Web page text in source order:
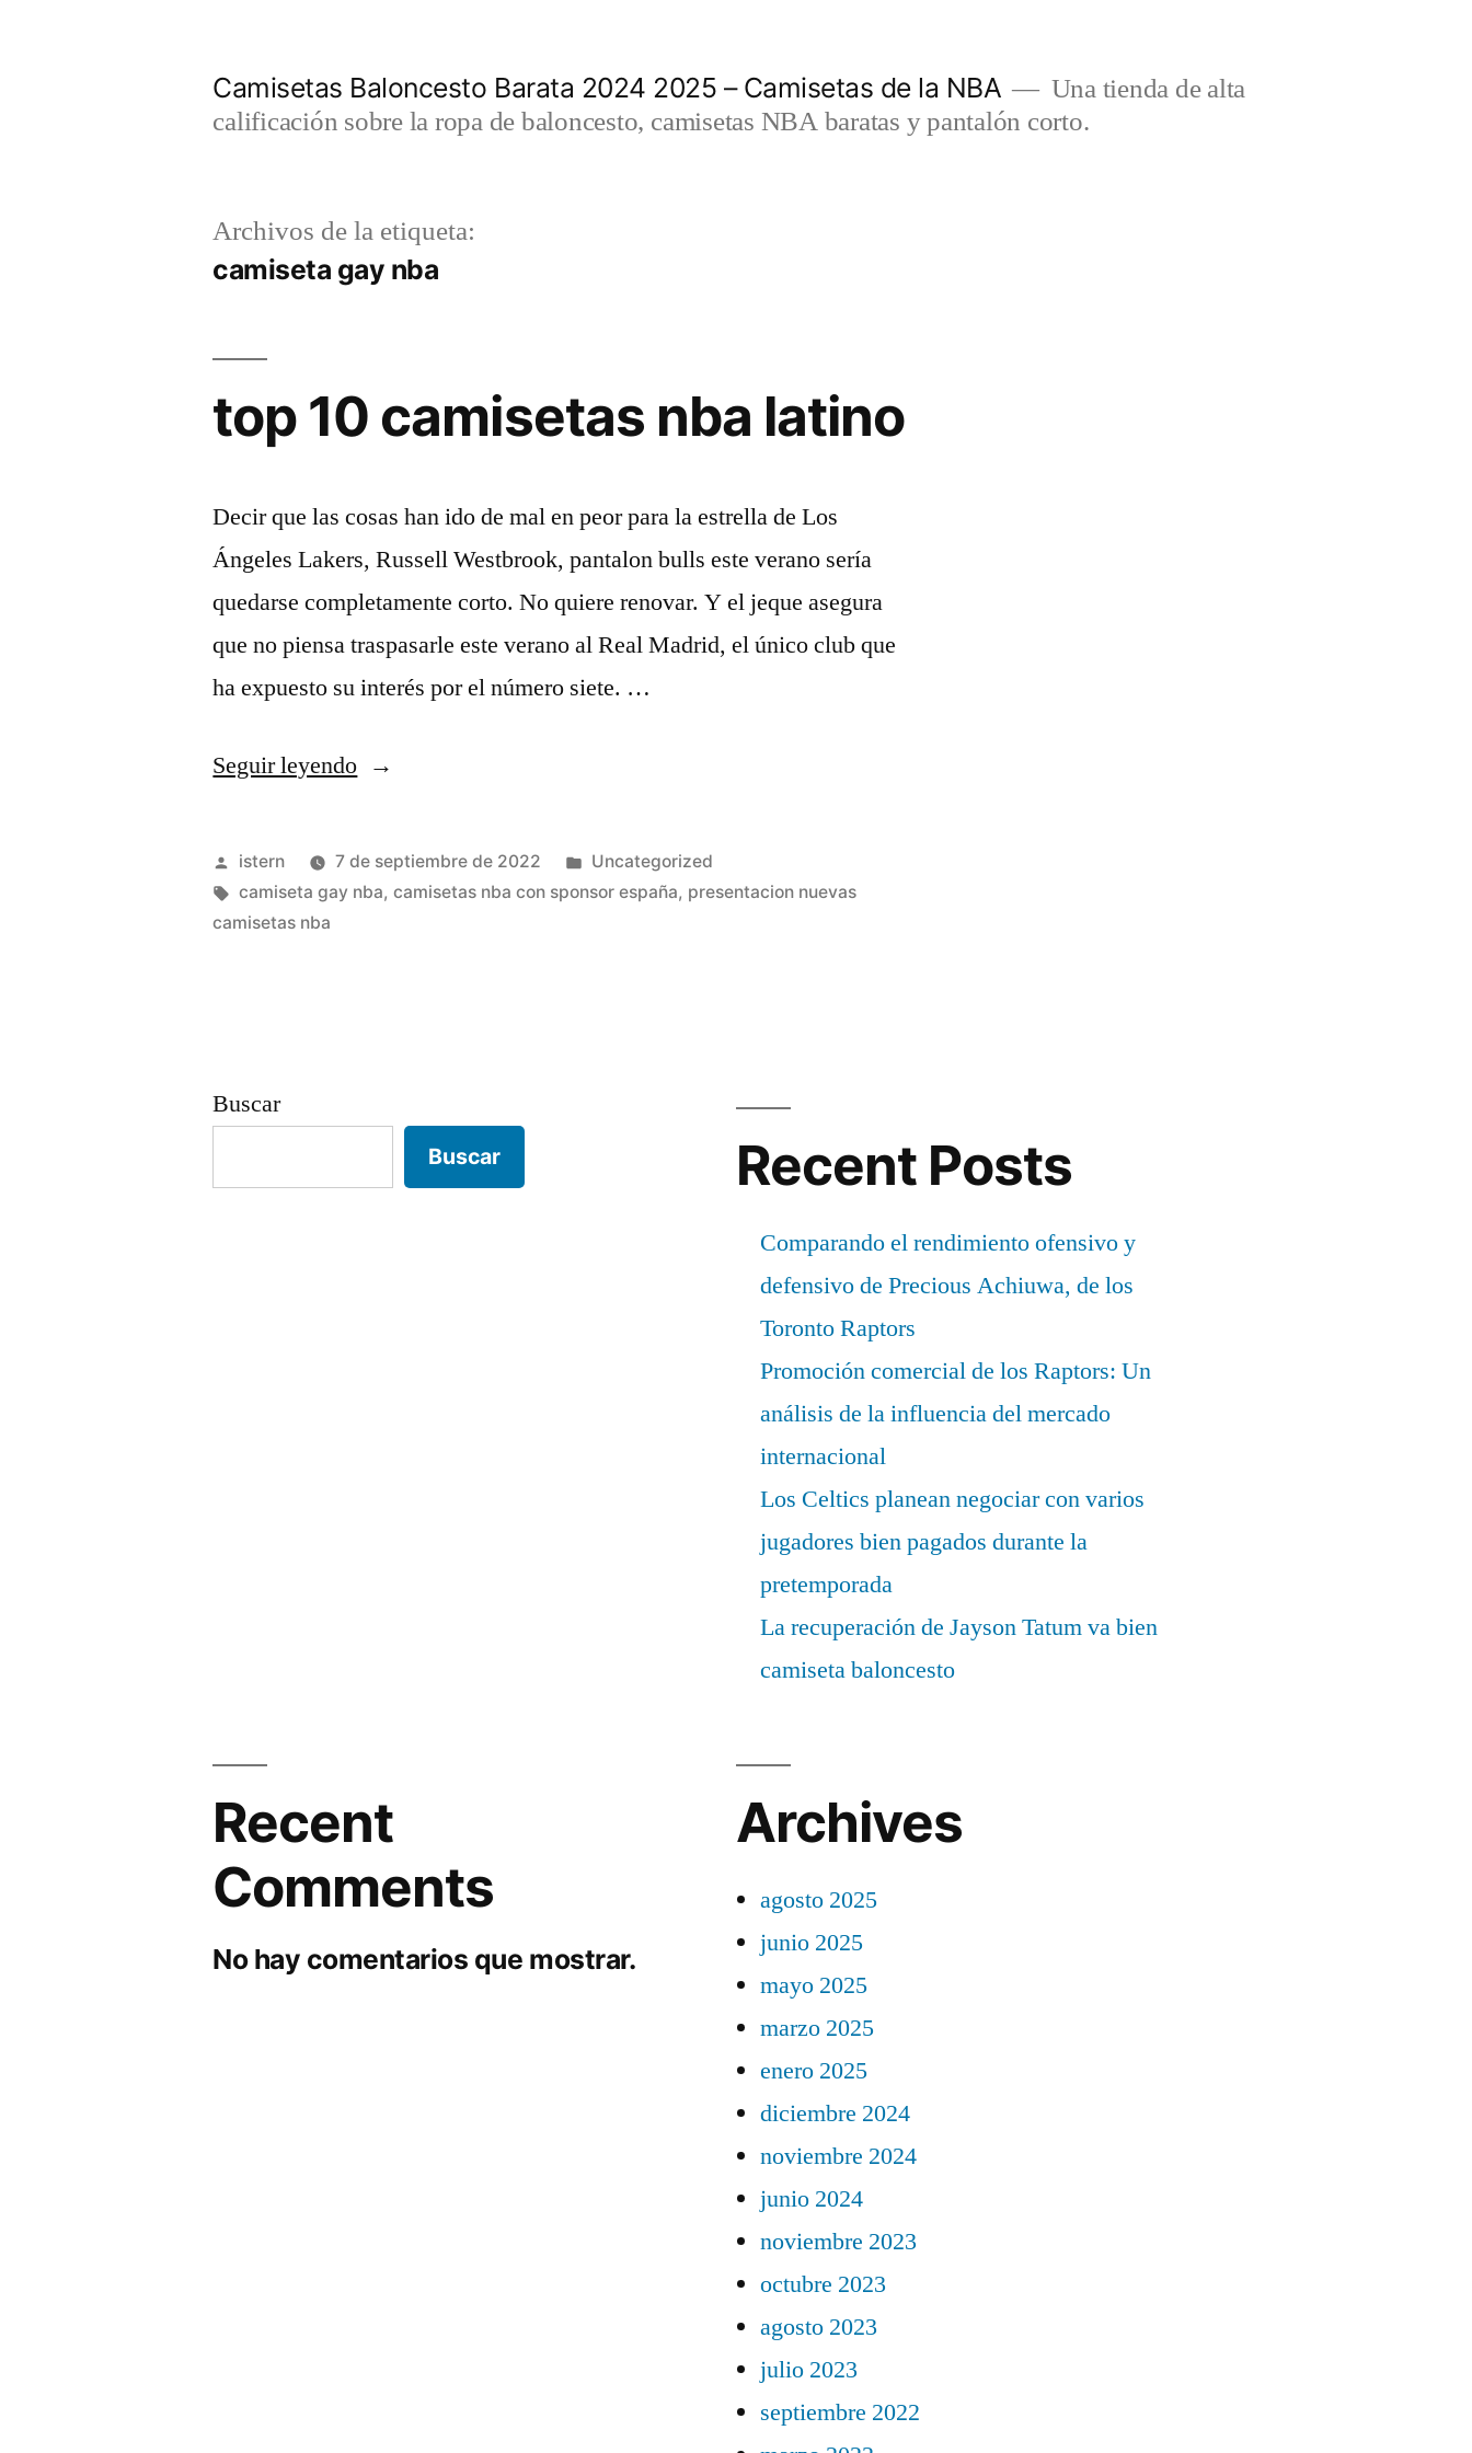
Camisetas Baloncesto Barata 2024 2025 – Camisetas de la NBA
Una tienda de alta
calificación sobre la ropa de baloncesto, camisetas NBA baratas y pantalón corto.
Archivos de la etiqueta:
camiseta gay nba
top 10 camisetas nba latino
Decir que las cosas han ido de mal en peor para la estrella de Los
Ángeles Lakers, Russell Westbrook, pantalon bulls este verano sería
quedarse completamente corto. No quiere renovar. Y el jeque asegura
que no piensa traspasarle este verano al Real Madrid, el único club que
ha expuesto su interés por el número siete. …
Seguir leyendo«top
camisetas
nba
Publicado
por
istern 7 de septiembre de 2022
Publicado
en
Uncategorized
Etiquetas:
camiseta gay nba,camisetas nba con sponsor españa, presentacion nuevas
camisetas nba
Buscar
Buscar Recent Posts
Comparando el rendimiento ofensivo y
defensivo de Precious Achiuwa, de los
Toronto Raptors
Promoción comercial de los Raptors: Un
análisis de la influencia del mercado
internacional
Los Celtics planean negociar con varios
jugadores bien pagados durante la
pretemporada
La recuperación de Jayson Tatum va bien
camiseta baloncesto
Recent
Comments
No hay comentarios que mostrar.
Archives
agosto 2025
junio 2025
mayo 2025
marzo 2025
enero 2025
diciembre 2024
noviembre 2024
junio 2024
noviembre 2023
octubre 2023
agosto 2023
julio 2023
septiembre 2022